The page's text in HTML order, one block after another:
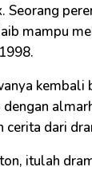
mampu
kembali
cerita dari
itulah